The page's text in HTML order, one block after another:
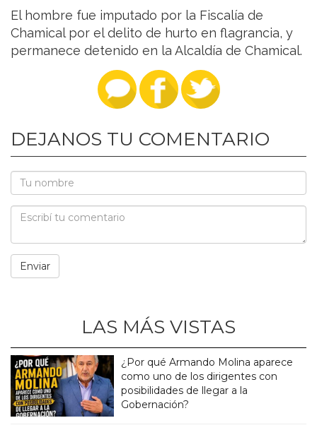
El hombre fue imputado por la Fiscalía de
Chamical por el delito de hurto en flagrancia, y
permanece detenido en la Alcaldía de Chamical.
DEJANOS TU COMENTARIO
LAS MÁS VISTAS
¿Por qué Armando Molina aparece
como uno de los dirigentes con
posibilidades de llegar a la
Gobernación?